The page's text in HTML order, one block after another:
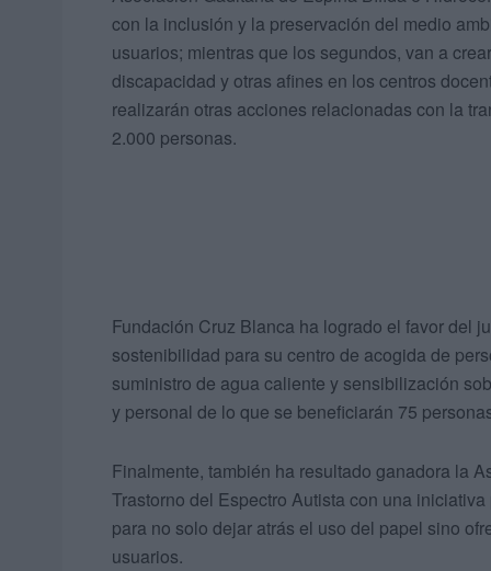
con la inclusión y la preservación del medio
usuarios; mientras que los segundos, van a
discapacidad y otras afines en los centros
realizarán otras acciones relacionadas con la
2.000 personas.
Fundación Cruz Blanca ha logrado el favor del
sostenibilidad para su centro de acogida de
suministro de agua caliente y sensibilización
y personal de lo que se beneficiarán 75
Finalmente, también ha resultado ganadora la
Trastorno del Espectro Autista con una
para no solo dejar atrás el uso del papel sino
usuarios.